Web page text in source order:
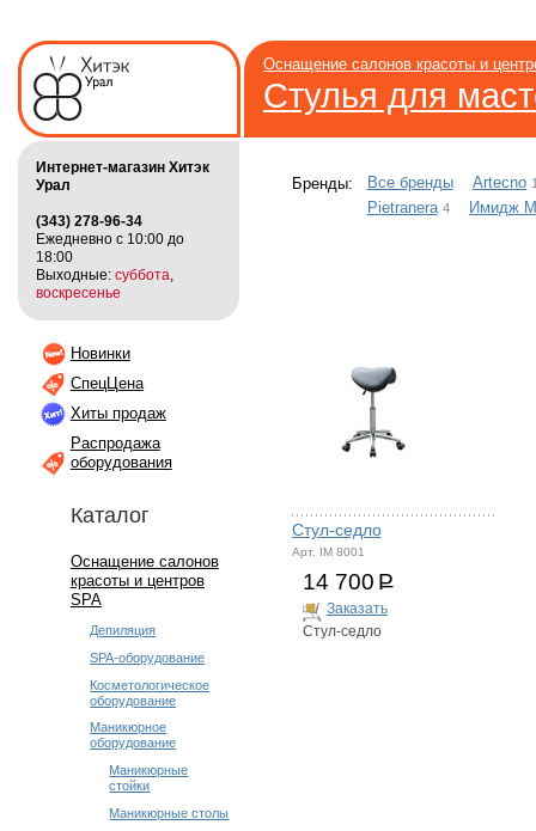
Оснащение салонов красоты и
Стулья для
Интернет-магазин Хитэк
Урал
(343) 278-96-34
Ежедневно с 10:00 до
18:00
Выходные: суббота
воскресенье
Новинки
СпецЦена
Хиты продаж
Распродажа
оборудования
Каталог
Оснащение салонов
красоты и центров
SPA
Депиляция
SPA-оборудование
Косметологическое
оборудование
Маникюрное
оборудование
Маникюрные
стойки
Маникюрные столы
Бренды: Все бренды Artecno
Pietranera 4 Имидж
Стул-седло
Арт. IM 8001
14 700 Р
Заказать
Стул-седло